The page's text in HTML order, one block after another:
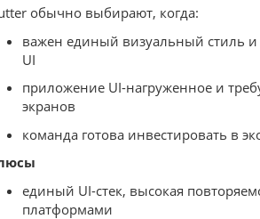
обычно выбирают, когда:
важен единый визуальный стиль и
UI
приложение UI-нагруженное и
экранов
команда готова инвестировать в
единый UI-стек, высокая
платформами